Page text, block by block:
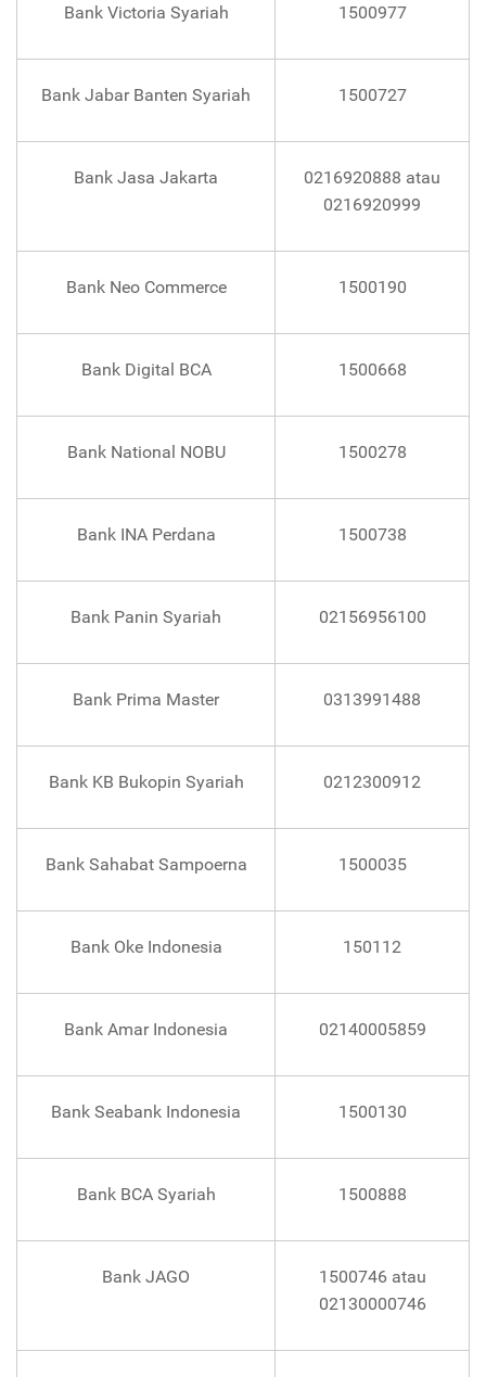
Bank Victoria Syariah 1500977
Bank Jabar Banten Syariah 1500727
Bank Jasa Jakarta
0216920888 atau
0216920999
Bank Neo Commerce 1500190
Bank Digital BCA 1500668
Bank National NOBU 1500278
Bank INA Perdana 1500738
Bank Panin Syariah 02156956100
Bank Prima Master 0313991488
Bank KB Bukopin Syariah 0212300912
Bank Sahabat Sampoerna 1500035
Bank Oke Indonesia 150112
Bank Amar Indonesia 02140005859
Bank Seabank Indonesia 1500130
Bank BCA Syariah 1500888
Bank JAGO
1500746 atau
02130000746